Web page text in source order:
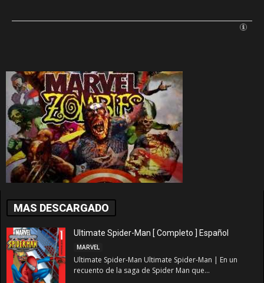
MAS DESCARGADO
Ultimate Spider-Man [ Completo ] Español
MARVEL
Ultimate Spider-Man Ultimate Spider-Man | En un
recuento de la saga de Spider Man que...